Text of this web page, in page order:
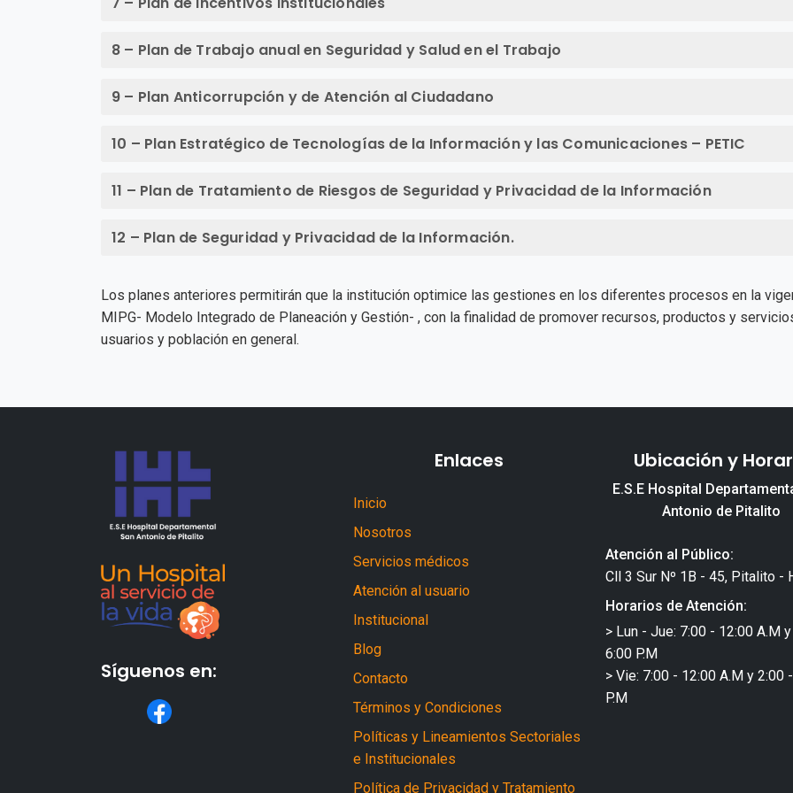
8 – Plan de Trabajo anual en Seguridad y Salud en el Trabajo
9 – Plan Anticorrupción y de Atención al Ciudadano
10 – Plan Estratégico de Tecnologías de la Información y las Comunicaciones – PETIC
11 – Plan de Tratamiento de Riesgos de Seguridad y Privacidad de la Información
12 – Plan de Seguridad y Privacidad de la Información.
Los planes anteriores permitirán que la institución optimice las gestiones en los diferentes procesos en la
MIPG- Modelo Integrado de Planeación y Gestión- , con la finalidad de promover recursos, productos y
usuarios y población en general.
Síguenos en:
Enlaces
Inicio
Nosotros
Servicios médicos
Atención al usuario
Institucional
Blog
Contacto
Términos y Condiciones
Políticas y Lineamientos Sectoriales
e Institucionales
Política de Privacidad y Tratamiento
Ubicación y
E.S.E Hospital
Antonio de Pitalito
Atención al Público:
Cll 3 Sur Nº 1B - 45, Pitalito -
Horarios de Atención:
> Lun - Jue: 7:00 - 12:00 A.M
6:00 P.M
> Vie: 7:00 - 12:00 A.M y 2:00
P.M